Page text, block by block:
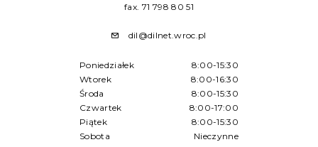
fax. 71 798 80 51
dil@dilnet.wroc.pl
Poniedziałek
8:00-15:30
Wtorek
8:00-16:30
Środa
8:00-15:30
Czwartek
8:00-17:00
Piątek
8:00-15:30
Sobota
Nieczynne